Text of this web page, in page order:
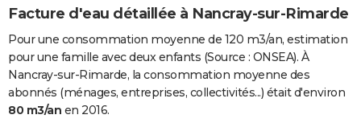
Facture d'eau détaillée à Nancray-sur-Rimarde
Pour une consommation moyenne de 120 m3/an, estimation
pour une famille avec deux enfants (Source : ONSEA). À
Nancray-sur-Rimarde, la consommation moyenne des
abonnés (ménages, entreprises, collectivités...) était d'environ
80 m3/an en 2016.